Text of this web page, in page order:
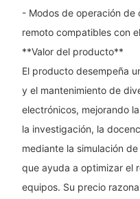
- Modos de operación de
remoto compatibles con
**Valor del producto**
El producto desempeña
y el mantenimiento de
electrónicos, mejorando
la investigación, la
mediante la simulación
que ayuda a optimizar el
equipos. Su precio